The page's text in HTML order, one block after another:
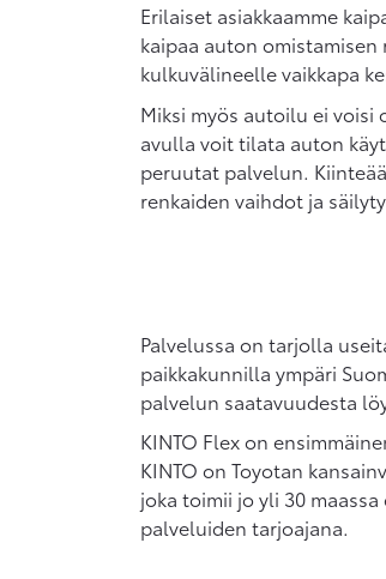
Erilaiset asiakkaamme
kaipaa auton
kulkuvälineelle vaikkapa
Miksi myös autoilu ei
avulla voit tilata auton
peruutat palvelun.
renkaiden vaihdot ja
Palvelussa on tarjolla
paikkakunnilla ympäri
palvelun saatavuudesta
KINTO Flex on
KINTO on Toyotan
joka toimii jo yli 30
palveluiden tarjoajana.